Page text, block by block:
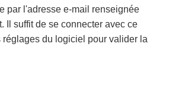
par l'adresse e-mail renseignée
Il suffit de se connecter avec ce
réglages du logiciel pour valider la